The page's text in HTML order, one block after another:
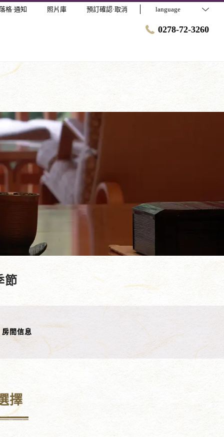
格·通知 照片庫 預訂確認·取消 language
0278-72-3260
節
房間信息
擇